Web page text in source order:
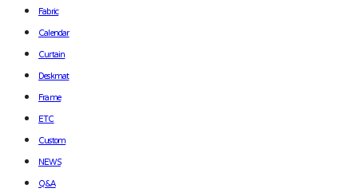
Fabric
Calendar
Curtain
Deskmat
Frame
ETC
Custom
NEWS
Q&A